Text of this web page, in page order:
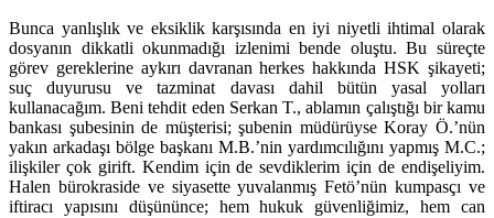
Bunca yanlışlık ve eksiklik karşısında en iyi niyetli ihtimal olarak
dosyanın dikkatli okunmadığı izlenimi bende oluştu. Bu süreçte
görev gereklerine aykırı davranan herkes hakkında HSK şikayeti;
suç duyurusu ve tazminat davası dahil bütün yasal yolları
kullanacağım. Beni tehdit eden Serkan T., ablamın çalıştığı bir kamu
bankası şubesinin de müşterisi; şubenin müdürüyse Koray Ö.’nün
yakın arkadaşı bölge başkanı M.B.’nin yardımcılığını yapmış M.C.;
ilişkiler çok girift. Kendim için de sevdiklerim için de endişeliyim.
Halen bürokraside ve siyasette yuvalanmış Fetö’nün kumpasçı ve
iftiracı yapısını düşününce; hem hukuk güvenliğimiz, hem can